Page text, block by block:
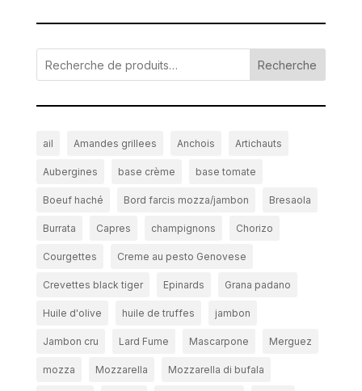
Recherche
ail Amandes grillees Anchois Artichauts
Aubergines base crème base tomate
Boeuf haché Bord farcis mozza/jambon Bresaola
Burrata Capres champignons Chorizo
Courgettes Creme au pesto Genovese
Crevettes black tiger Epinards Grana padano
Huile d'olive huile de truffes jambon
Jambon cru Lard Fume Mascarpone Merguez
mozza Mozzarella Mozzarella di bufala